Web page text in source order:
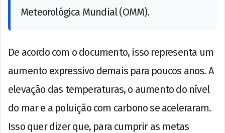
Meteorológica Mundial (OMM).
De acordo com o documento, isso representa um
aumento expressivo demais para poucos anos. A
elevação das temperaturas, o aumento do nível
do mar e a poluição com carbono se aceleraram.
Isso quer dizer que, para cumprir as metas